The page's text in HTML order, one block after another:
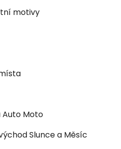
motivy
Auto Moto
Slunce a Měsíc